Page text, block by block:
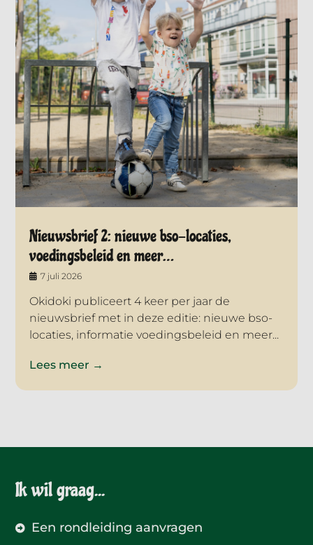
Nieuwsbrief 2: nieuwe bso-locaties,
voedingsbeleid en meer…
7 juli 2026
Okidoki publiceert 4 keer per jaar de
nieuwsbrief met in deze editie: nieuwe bso-
locaties, informatie voedingsbeleid en meer...
Lees meer →
Ik wil graag...
Een rondleiding aanvragen